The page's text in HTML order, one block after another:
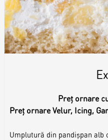
Preț ornare
Preț ornare Velur, Icing,
Umplutură din pandișpan alb